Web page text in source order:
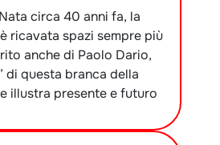
Nata circa 40 anni fa, la
ricavata spazi sempre più
anche di Paolo Dario,
di questa branca della
illustra presente e futuro